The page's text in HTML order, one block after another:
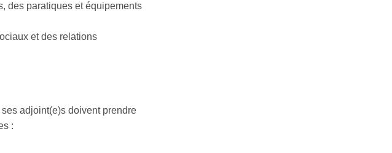
des paratiques et équipements
et des relations
adjoint(e)s doivent prendre
: